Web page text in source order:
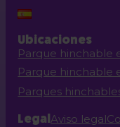
Ubicaciones
Parque hinchable
Parque hinchable
Parques
LegalAviso legal